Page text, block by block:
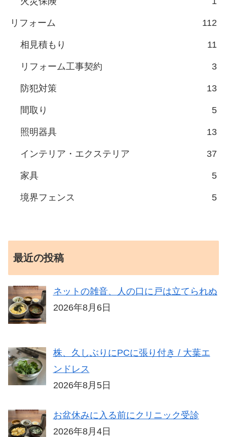
リフォーム 112
相見積もり 11
リフォーム工事契約 3
防犯対策 13
間取り 5
照明器具 13
インテリア・エクステリア 37
家具 5
境界フェンス 5
最近の投稿
ネットの雑音、人の口に戸は立てられぬ
2026年8月6日
株、久しぶりにPCに張り付き / 大葉エ
ンドレス
2026年8月5日
お盆休みに入る前にクリニック受診
2026年8月4日